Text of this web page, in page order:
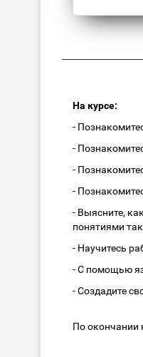
На курсе:
-
-
-
-
- Выясните,
понятиями
- Научитесь
- С помощью
- Создадите
По окончании